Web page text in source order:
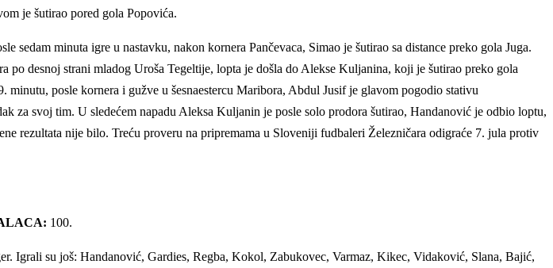
je šutirao pored gola Popovića.
minuta igre u nastavku, nakon kornera Pančevaca, Simao je šutirao sa distance preko gola Juga.
po desnoj strani mladog Uroša Tegeltije, lopta je došla do Alekse Kuljanina, koji je šutirao preko gola
posle kornera i gužve u šesnaestercu Maribora, Abdul Jusif je glavom pogodio stativu
za svoj tim. U sledećem napadu Aleksa Kuljanin je posle solo prodora šutirao, Handanović je odbio loptu,
rezultata nije bilo. Treću proveru na pripremama u Sloveniji fudbaleri Železničara odigraće 7. jula protiv
100.
Igrali su još: Handanović, Gardies, Regba, Kokol, Zabukovec, Varmaz, Kikec, Vidaković, Slana, Bajić,